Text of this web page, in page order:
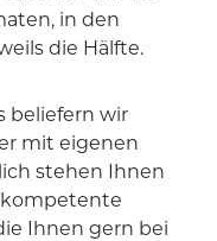
in den
die Hälfte.
beliefern wir
mit eigenen
stehen Ihnen
kompetente
Ihnen gern bei